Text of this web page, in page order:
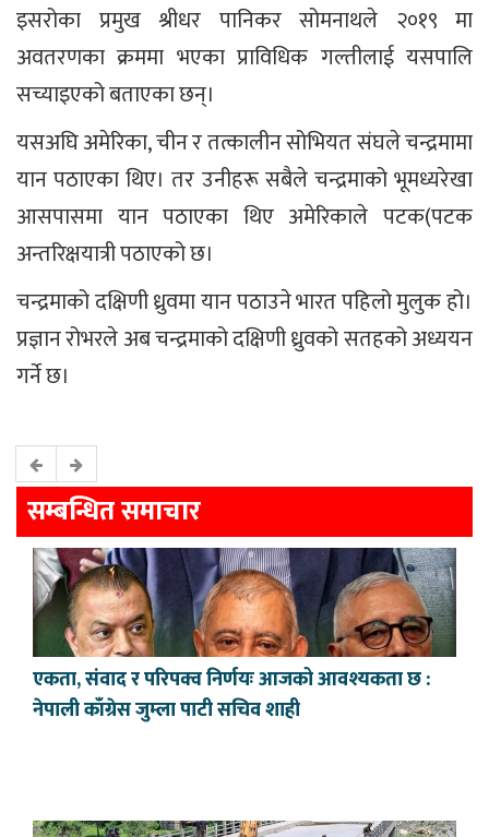
इसरोका प्रमुख श्रीधर पानिकर सोमनाथले २०१९ मा
अवतरणका क्रममा भएका प्राविधिक गल्तीलाई यसपालि
सच्याइएको बताएका छन्।
यसअघि अमेरिका, चीन र तत्कालीन सोभियत संघले चन्द्रमामा
यान पठाएका थिए। तर उनीहरू सबैले चन्द्रमाको भूमध्यरेखा
आसपासमा यान पठाएका थिए अमेरिकाले पटक(पटक
अन्तरिक्षयात्री पठाएको छ।
चन्द्रमाको दक्षिणी ध्रुवमा यान पठाउने भारत पहिलो मुलुक हो।
प्रज्ञान रोभरले अब चन्द्रमाको दक्षिणी ध्रुवको सतहको अध्ययन
गर्ने छ।
सम्बन्धित समाचार
एकता, संवाद र परिपक्व निर्णयः आजको आवश्यकता छ :
नेपाली काँग्रेस जुम्ला पाटी सचिव शाही